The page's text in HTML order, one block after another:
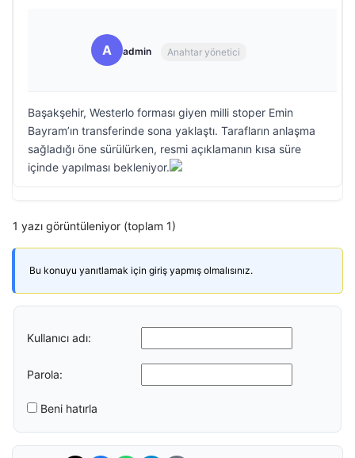
A admin Anahtar yönetici
Başakşehir, Westerlo forması giyen milli stoper Emin
Bayram’ın transferinde sona yaklaştı. Tarafların anlaşma
sağladığı öne sürülürken, resmi açıklamanın kısa süre
içinde yapılması bekleniyor.
1 yazı görüntüleniyor (toplam 1)
Bu konuyu yanıtlamak için giriş yapmış olmalısınız.
Kullanıcı adı:
Parola:
Beni hatırla